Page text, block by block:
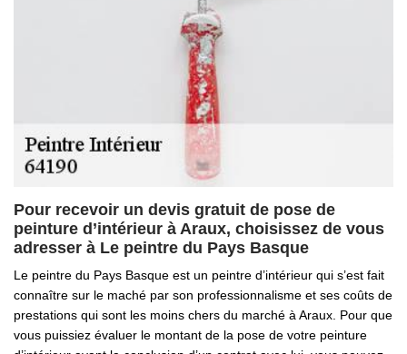
Pour recevoir un devis gratuit de pose de
peinture d’intérieur à Araux, choisissez de vous
adresser à Le peintre du Pays Basque
Le peintre du Pays Basque est un peintre d’intérieur qui s’est fait
connaître sur le maché par son professionnalisme et ses coûts de
prestations qui sont les moins chers du marché à Araux. Pour que
vous puissiez évaluer le montant de la pose de votre peinture